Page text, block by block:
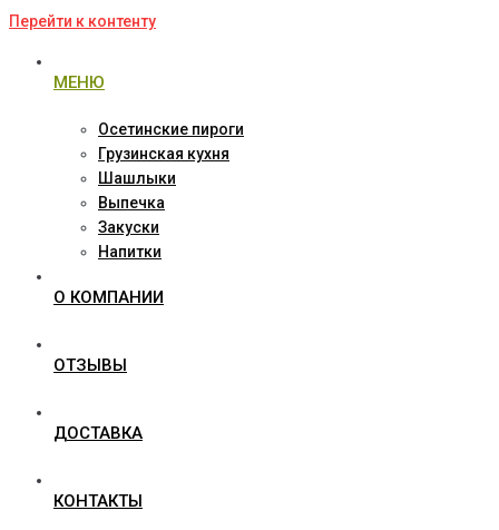
Перейти к контенту
МЕНЮ
Осетинские пироги
Грузинская кухня
Шашлыки
Выпечка
Закуски
Напитки
О КОМПАНИИ
ОТЗЫВЫ
ДОСТАВКА
КОНТАКТЫ